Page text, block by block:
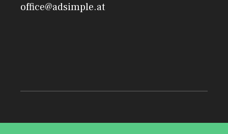
office@adsimple.at